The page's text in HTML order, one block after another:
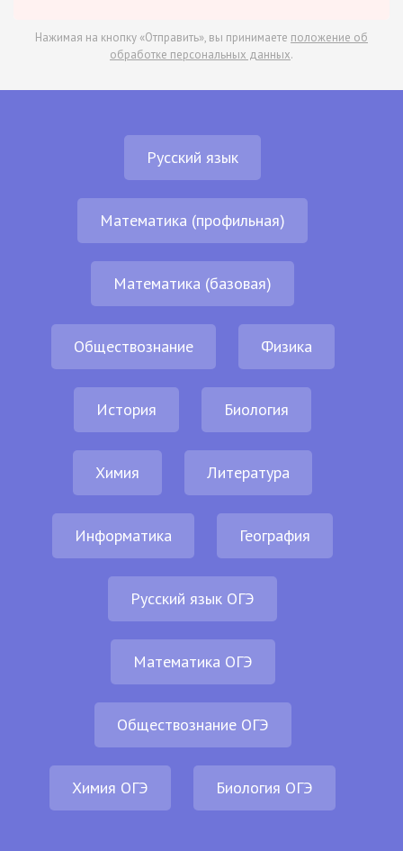
Нажимая на кнопку «Отправить», вы принимаете положение об
обработке персональных данных.
Русский язык
Математика (профильная)
Математика (базовая)
Обществознание Физика
История Биология
Химия Литература
Информатика География
Русский язык ОГЭ
Математика ОГЭ
Обществознание ОГЭ
Химия ОГЭ Биология ОГЭ